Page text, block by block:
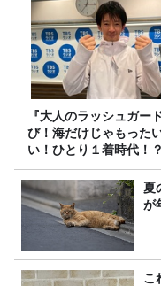
『大人のラッシュガー
び！海だけじゃもった
い！ひとり１着時代！？
夏
が
こ